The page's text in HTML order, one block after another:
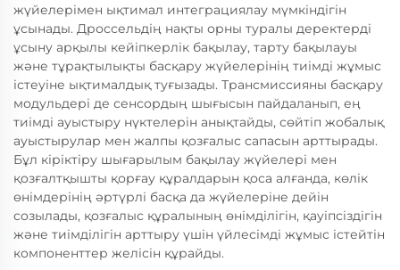
жүйелерімен ықтимал интеграциялау мүмкіндігін
ұсынады. Дроссельдің нақты орны туралы деректерді
ұсыну арқылы кейіпкерлік бақылау, тарту бақылауы
және тұрақтылықты басқару жүйелерінің тиімді жұмыс
істеуіне ықтималдық туғызады. Трансмиссияны басқару
модульдері де сенсордың шығысын пайдаланып, ең
тиімді ауыстыру нүктелерін анықтайды, сөйтіп жобалық
ауыстырулар мен жалпы қозғалыс сапасын арттырады.
Бұл кіріктіру шығарылым бақылау жүйелері мен
қозғалтқышты қорғау құралдарын қоса алғанда, көлік
өнімдерінің әртүрлі басқа да жүйелеріне дейін
созылады, қозғалыс құралының өнімділігін, қауіпсіздігін
және тиімділігін арттыру үшін үйлесімді жұмыс істейтін
компоненттер желісін құрайды.